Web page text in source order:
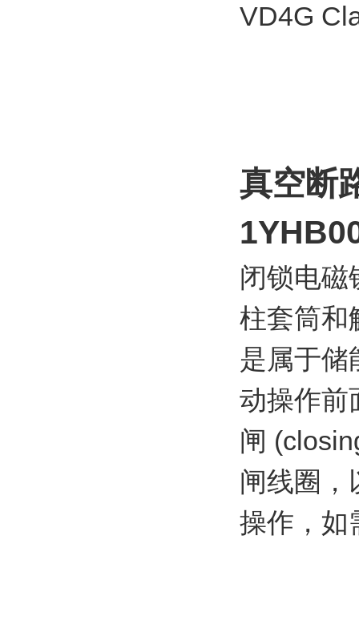
VD4G
真空断
闭锁电磁
柱套筒和
是属于储
动操作前
闸
闸线圈，
操作，如